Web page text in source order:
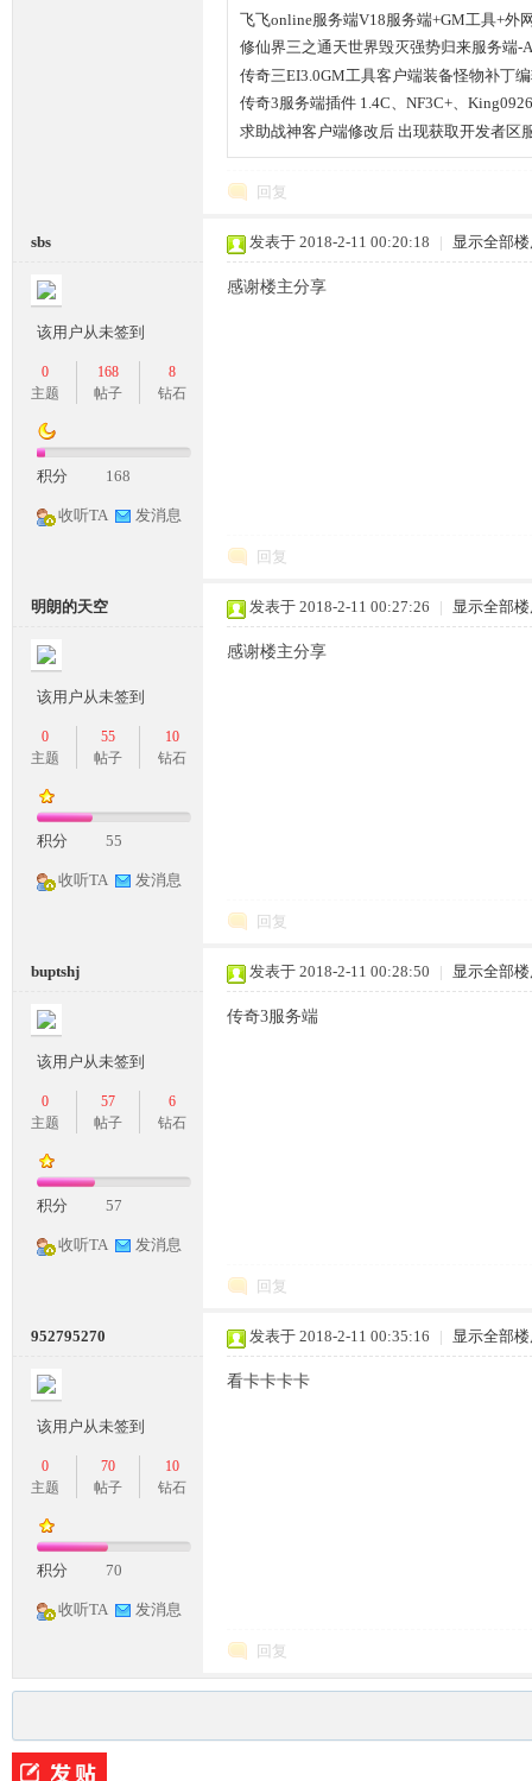
坛,
奇
一
龙,
G
飞飞online服务端V18服务端+GM工具+外
修仙界三之通天世界毁灭强势归来服务端-
传奇三EI3.0GM工具客户端装备怪物补丁
传奇3服务端插件 1.4C、NF3C+、
求助战神客户端修改后 出现获取开发者区
回复
sbs
该用户从未签到
0
主题
168
帖子
8
钻石
积分 168
收听TA 发消息
发表于 2018-2-11 00:20:18 | 显示全部
感谢楼主分享
回复
明朗的天空
该用户从未签到
0
主题
55
帖子
10
钻石
积分 55
收听TA 发消息
发表于 2018-2-11 00:27:26 | 显示全部
感谢楼主分享
回复
buptshj
该用户从未签到
0
主题
57
帖子
6
钻石
积分 57
收听TA 发消息
发表于 2018-2-11 00:28:50 | 显示全部
传奇3服务端
回复
952795270
该用户从未签到
0
主题
70
帖子
10
钻石
积分 70
收听TA 发消息
发表于 2018-2-11 00:35:16 | 显示全部
看卡卡卡卡
回复